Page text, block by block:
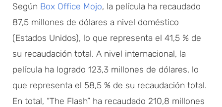
Según Box Office Mojo, la película ha recaudado
87,5 millones de dólares a nivel doméstico
(Estados Unidos), lo que representa el 41,5 % de
su recaudación total. A nivel internacional, la
película ha logrado 123,3 millones de dólares, lo
que representa el 58,5 % de su recaudación total.
En total, “The Flash” ha recaudado 210,8 millones